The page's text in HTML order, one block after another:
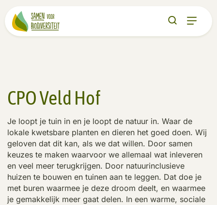
CPO Veld Hof
Je loopt je tuin in en je loopt de natuur in. Waar de
lokale kwetsbare planten en dieren het goed doen. Wij
geloven dat dit kan, als we dat willen. Door samen
keuzes te maken waarvoor we allemaal wat inleveren
en veel meer terugkrijgen. Door natuurinclusieve
huizen te bouwen en tuinen aan te leggen. Dat doe je
met buren waarmee je deze droom deelt, en waarmee
je gemakkelijk meer gaat delen. In een warme, sociale